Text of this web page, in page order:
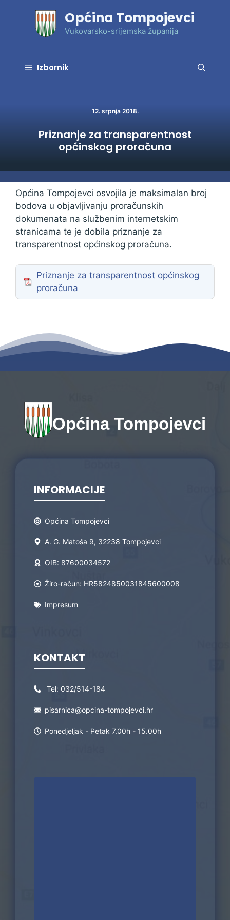
Općina Tompojevci
Vukovarsko-srijemska županija
Izbornik
12. srpnja 2018.
Priznanje za transparentnost
općinskog proračuna
Općina Tompojevci osvojila je maksimalan broj
bodova u objavljivanju proračunskih
dokumenata na službenim internetskim
stranicama te je dobila priznanje za
transparentnost općinskog proračuna.
Priznanje za transparentnost općinskog
proračuna
Općina Tompojevci
INFORMACIJE
Općina Tompojevci
A. G. Matoša 9, 32238 Tompojevci
OIB: 87600034572
Žiro-račun: HR5824850031845600008
Impresum
KONTAKT
Tel: 032/514-184
pisarnica@opcina-tompojevci.hr
Ponedjeljak - Petak 7.00h - 15.00h